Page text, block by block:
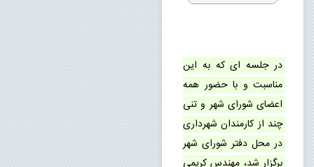
در جلسه ای که به این
مناسبت و با حضور همه
چند از کارمندان شهرداری
در محل دفتر شورای شهر